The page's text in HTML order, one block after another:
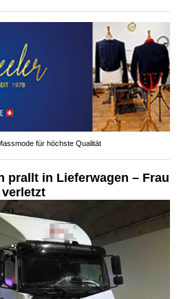
für höchste Qualität
prallt in Lieferwagen – Frau